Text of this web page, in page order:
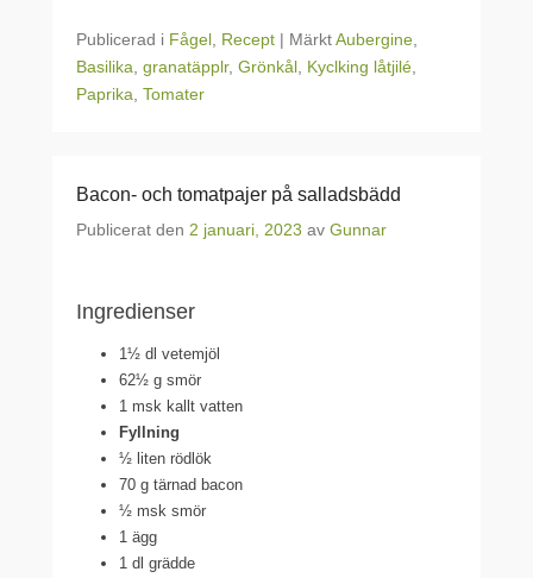
Publicerad i Fågel Recept | MärktAubergine
Basilika granatäpplr, Grönkål Kyclking låtjilé
Paprika Tomater
Bacon- och tomatpajer på salladsbädd
Publicerat den 2 januari, 2023 av Gunnar
Ingredienser
1½ dl vetemjöl
62½ g smör
1 msk kallt vatten
Fyllning
½ liten rödlök
70 g tärnad bacon
½ msk smör
1 ägg
1 dl grädde